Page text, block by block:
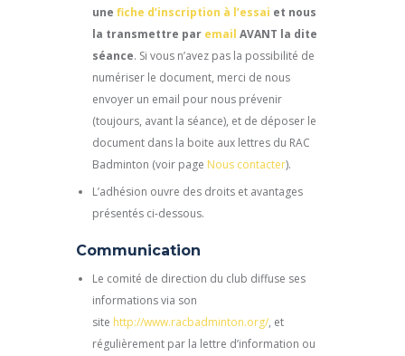
une fiche d’inscription à l’essai et nous
la transmettre par email AVANT la dite
séance. Si vous n’avez pas la possibilité de
numériser le document, merci de nous
envoyer un email pour nous prévenir
(toujours, avant la séance), et de déposer le
document dans la boite aux lettres du RAC
Badminton (voir page Nous contacter).
L’adhésion ouvre des droits et avantages
présentés ci-dessous.
Communication
Le comité de direction du club diffuse ses
informations via son
site http://www.racbadminton.org/, et
régulièrement par la lettre d’information ou